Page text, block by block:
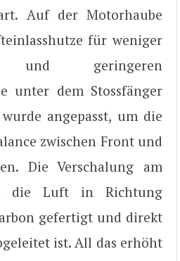
Auf der Motorhaube
für weniger
und geringeren
unter dem Stossfänger
angepasst, um die
zwischen Front und
Die Verschalung am
die Luft in Richtung
gefertigt und direkt
ist. All das erhöht